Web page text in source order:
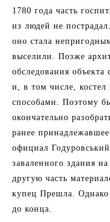
1780 года часть
из людей не
оно стала
выселили. Позже
обследования
и, в том числе, костел
способами. Поэтому
окончательно
ранее
официал
заваленного здания
другую часть
купец Прешла. Однако
до конца.